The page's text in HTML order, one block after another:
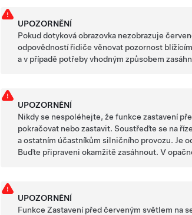
UPOZORNĚNÍ
Pokuddotyková obrazovka nezobrazuje
odpovědností řidiče věnovat pozornost
a v případě potřeby vhodným způsobem
UPOZORNĚNÍ
Nikdy se nespoléhejte, že funkce zastavení
pokračovat nebo zastavit. Soustřeďte se na
a ostatním účastníkům silničního provozu. Je
Buďte připraveni okamžitě zasáhnout. V
UPOZORNĚNÍ
FunkceZastavení před červeným světlem na